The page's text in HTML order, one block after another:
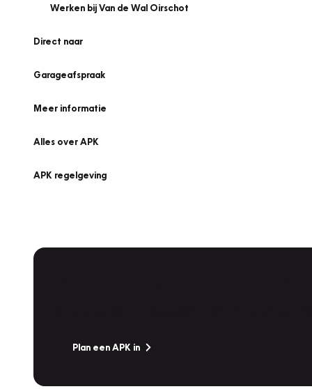
Werken bij Van de Wal Oirschot
Direct naar
Garageafspraak
Meer informatie
Alles over APK
APK regelgeving
Plan een APK in